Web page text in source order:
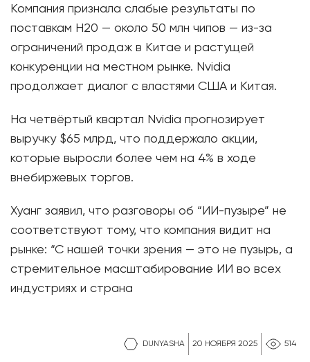
DUNYASHA 20 НОЯБРЯ 2025 514
Компания признала слабые результаты по
поставкам H20 — около 50 млн чипов — из-за
ограничений продаж в Китае и растущей
конкуренции на местном рынке. Nvidia
продолжает диалог с властями США и Китая.
На четвёртый квартал Nvidia прогнозирует
выручку $65 млрд, что поддержало акции,
которые выросли более чем на 4% в ходе
внебиржевых торгов.
Хуанг заявил, что разговоры об “ИИ-пузыре” не
соответствуют тому, что компания видит на
рынке: “С нашей точки зрения — это не пузырь, а
стремительное масштабирование ИИ во всех
индустриях и страна